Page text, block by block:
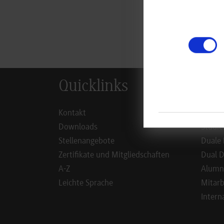
Quicklinks
Kontakt
Downloads
Stellenangebote
Zertifikate und Mitgliedschaften
A-Z
Leichte Sprache
Duale
Dual